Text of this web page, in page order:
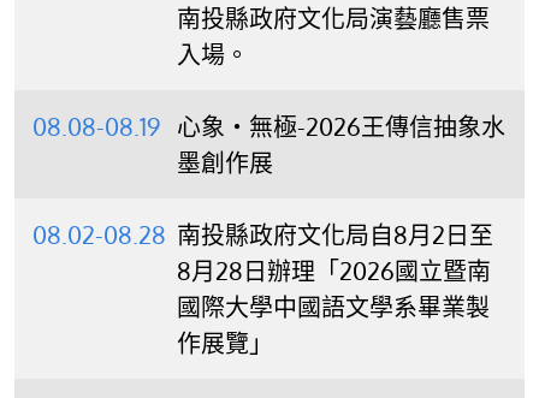
南投縣政府文化局演藝廳售票
入場。
08.08-08.19 心象‧無極-2026王傳信抽象水
墨創作展
08.02-08.28 南投縣政府文化局自8月2日至
8月28日辦理「2026國立暨南
國際大學中國語文學系畢業製
作展覽」